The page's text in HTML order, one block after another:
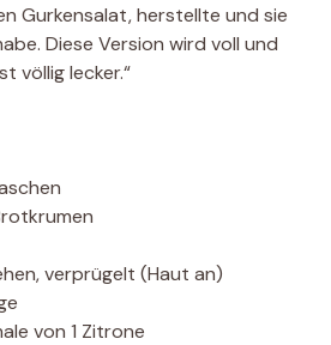
Gurkensalat, herstellte und sie
Diese Version wird voll und
völlig lecker.“
verprügelt (Haut an)
von 1 Zitrone